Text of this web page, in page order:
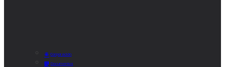
Corporación
Documentos